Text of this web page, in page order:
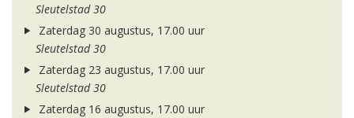
Sleutelstad 30
Zaterdag 30 augustus, 17.00 uur
Sleutelstad 30
Zaterdag 23 augustus, 17.00 uur
Sleutelstad 30
Zaterdag 16 augustus, 17.00 uur